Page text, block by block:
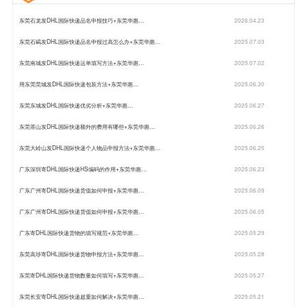
东莞石龙发DHL国际快递品名申报技巧+东莞华惠… 2026.04.23
东莞石碣发DHL国际快递品名申报过高怎么办+东莞华惠… 2025.07.03
东莞南城发DHL国际快递运单填写方法+东莞华惠… 2025.07.02
用东莞莞城发DHL国际快递包装方法+东莞华惠… 2025.06.30
东莞东城发DHL国际快递优劣分析+东莞华惠… 2025.06.27
东莞茶山发DHL国际快递额外的费用有哪些+东莞华惠… 2025.06.26
东莞大岭山发DHL国际快递个人物品申报方法+东莞华惠… 2025.06.25
广东深圳寄DHL国际快递HS编码的作用+东莞华惠… 2025.06.23
广东广州寄DHL国际快递货值如何申报+东莞华惠… 2025.06.09
广东广州寄DHL国际快递货值如何申报+东莞华惠… 2025.06.05
广东寄DHL国际快递货物的填写规范+东莞华惠… 2025.05.29
东莞高埗寄DHL国际快递货物申报方法+东莞华惠… 2025.05.28
东莞寄DHL国际快递货物数量如何填写+东莞华惠… 2025.05.27
东莞长安寄DHL国际快递超重如何解决+东莞华惠… 2025.05.21